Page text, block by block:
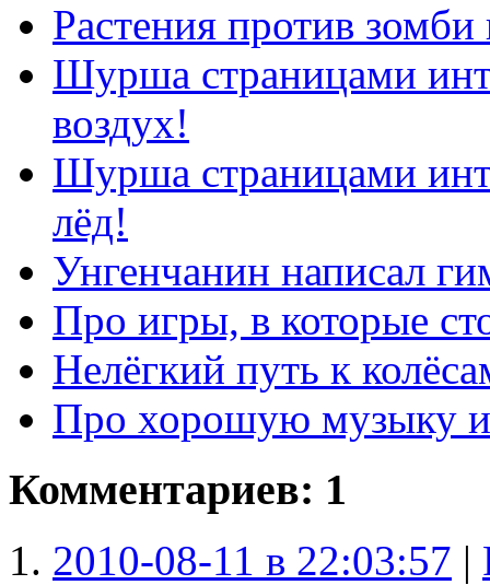
Растения против зомби
Шурша страницами
воздух!
Шурша страницами
лёд!
Унгенчанин написал
Про игры, в которые
Нелёгкий путь к
Про хорошую музыку и
Комментариев: 1
2010-08-11 в 22:03:57 |